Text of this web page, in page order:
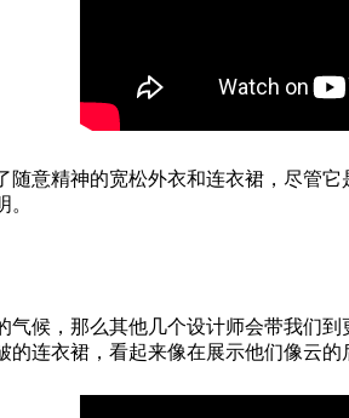
意精神的宽松外衣和连衣裙，尽管
。
气候，那么其他几个设计师会带我们
连衣裙，看起来像在展示他们像云